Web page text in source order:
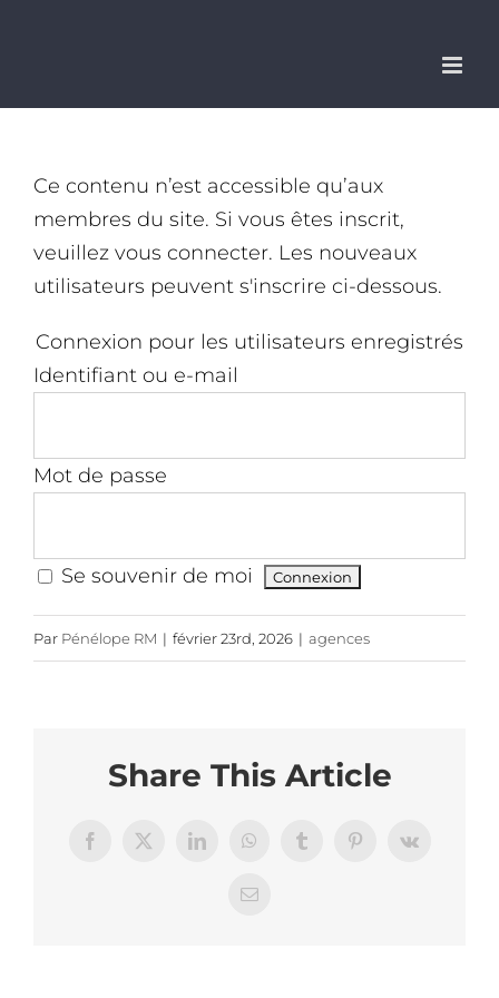
Ce contenu n’est accessible qu’aux
membres du site. Si vous êtes inscrit,
veuillez vous connecter. Les nouveaux
utilisateurs peuvent s'inscrire ci-dessous.
Connexion pour les utilisateurs enregistrés
Identifiant ou e-mail
Mot de passe
Se souvenir de moi
Par Pénélope RM | février 23rd, 2026 | agences
Share This Article
Facebook
X LinkedInWhatsAppTumblrPinterestVk
Email